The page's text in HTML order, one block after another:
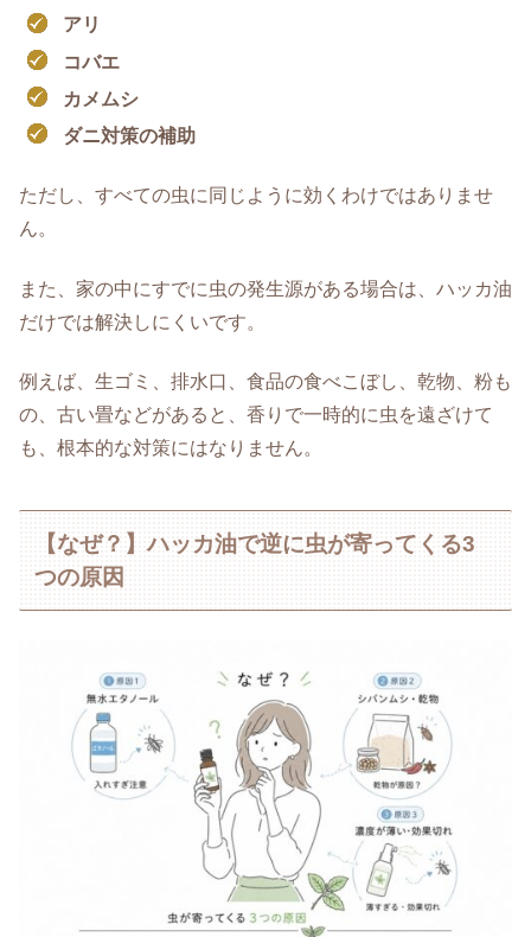
アリ
コバエ
カメムシ
ダニ対策の補助
ただし、すべての虫に同じように効くわけではありませ
ん。
また、家の中にすでに虫の発生源がある場合は、ハッカ油
だけでは解決しにくいです。
例えば、生ゴミ、排水口、食品の食べこぼし、乾物、粉も
の、古い畳などがあると、香りで一時的に虫を遠ざけて
も、根本的な対策にはなりません。
【なぜ？】ハッカ油で逆に虫が寄ってくる3
つの原因